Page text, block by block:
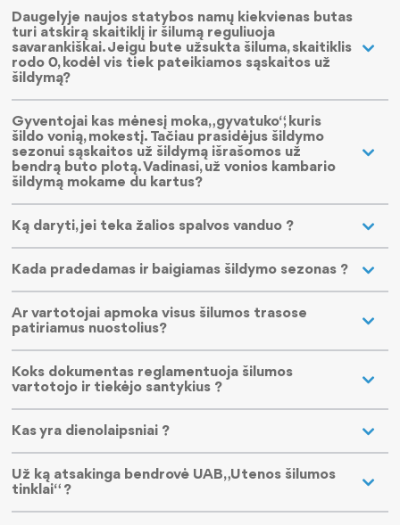
Daugelyje naujos statybos namų kiekvienas butas
turi atskirą skaitiklį ir šilumą reguliuoja
savarankiškai. Jeigu bute užsukta šiluma, skaitiklis
rodo 0, kodėl vis tiek pateikiamos sąskaitos už
šildymą?
Gyventojai kas mėnesį moka „gyvatuko“, kuris
šildo vonią, mokestį. Tačiau prasidėjus šildymo
sezonui sąskaitos už šildymą išrašomos už
bendrą buto plotą. Vadinasi, už vonios kambario
šildymą mokame du kartus?
Ką daryti, jei teka žalios spalvos vanduo ?
Kada pradedamas ir baigiamas šildymo sezonas ?
Ar vartotojai apmoka visus šilumos trasose
patiriamus nuostolius?
Koks dokumentas reglamentuoja šilumos
vartotojo ir tiekėjo santykius ?
Kas yra dienolaipsniai ?
Už ką atsakinga bendrovė UAB „Utenos šilumos
tinklai“ ?